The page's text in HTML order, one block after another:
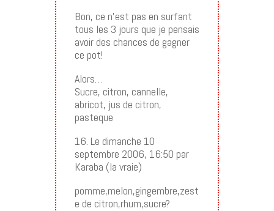
Bon, ce n’est pas en surfant
tous les 3 jours que je pensais
avoir des chances de gagner
ce pot!
Alors…
Sucre, citron, cannelle,
abricot, jus de citron,
pasteque
16. Le dimanche 10
septembre 2006, 16:50 par
Karaba (la vraie)
pomme,melon,gingembre,zest
e de citron,rhum,sucre?